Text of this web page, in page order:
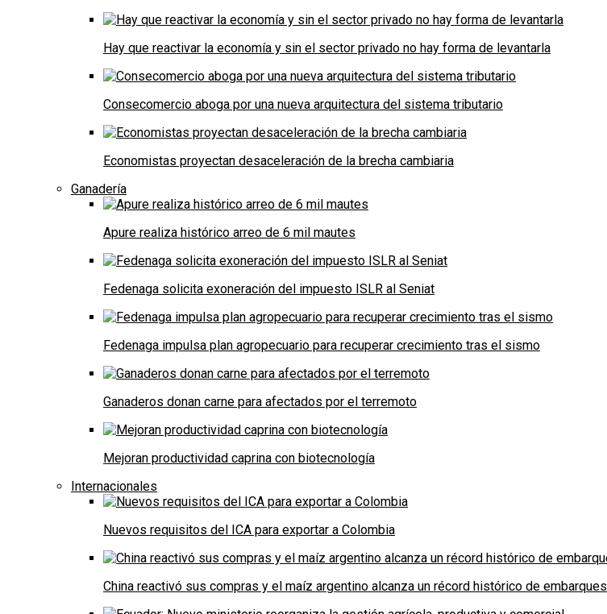
Hay que reactivar la economía y sin el sector privado no hay forma de levantarla
Consecomercio aboga por una nueva arquitectura del sistema tributario
Economistas proyectan desaceleración de la brecha cambiaria
Ganadería
Apure realiza histórico arreo de 6 mil mautes
Fedenaga solicita exoneración del impuesto ISLR al Seniat
Fedenaga impulsa plan agropecuario para recuperar crecimiento tras el sismo
Ganaderos donan carne para afectados por el terremoto
Mejoran productividad caprina con biotecnología
Internacionales
Nuevos requisitos del ICA para exportar a Colombia
China reactivó sus compras y el maíz argentino alcanza un récord histórico de embarques